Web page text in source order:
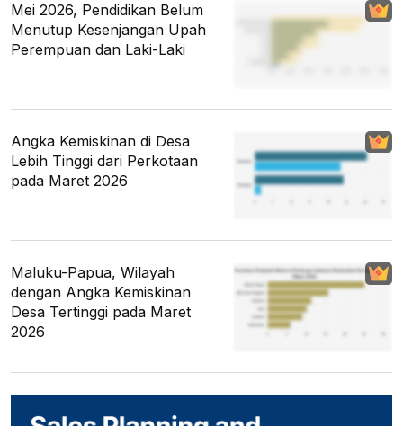
Mei 2026, Pendidikan Belum
Menutup Kesenjangan Upah
Perempuan dan Laki-Laki
Angka Kemiskinan di Desa
Lebih Tinggi dari Perkotaan
pada Maret 2026
Maluku-Papua, Wilayah
dengan Angka Kemiskinan
Desa Tertinggi pada Maret
2026